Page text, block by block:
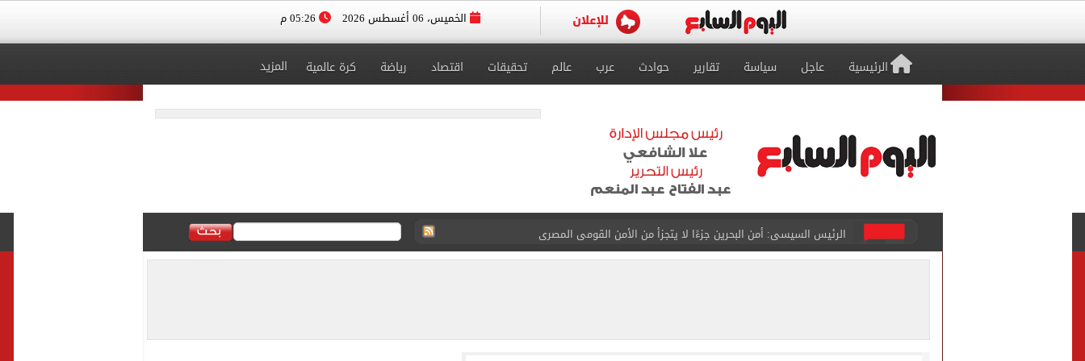
الخميس، 06 أغسطس 2026
الرئيسية عاجل سياسة تقارير حوادث عرب عالم تحقيقات اقتصاد رياضة كرة عالمية المزيد
الرئيس السيسى: أمن البحرين جزءًا لا يتجزأ من الأمن القومى المصرى
قطع المياه عن مناطق الهرم لتنفيذ أعمال تحويل خط متعارض مع مشروع المترو
محافظ المنوفية يحيل وقائع شبهة تزوير وتعدى على أراض زراعية للنيابة